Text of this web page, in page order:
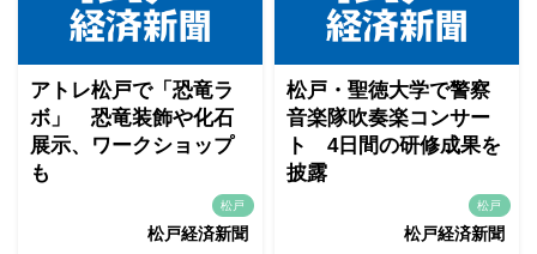
アトレ松戸で「恐竜ラ
ボ」 恐竜装飾や化石
展示、ワークショップ
も
松戸
松戸経済新聞
松戸・聖徳大学で警察
音楽隊吹奏楽コンサー
ト 4日間の研修成果を
披露
松戸
松戸経済新聞